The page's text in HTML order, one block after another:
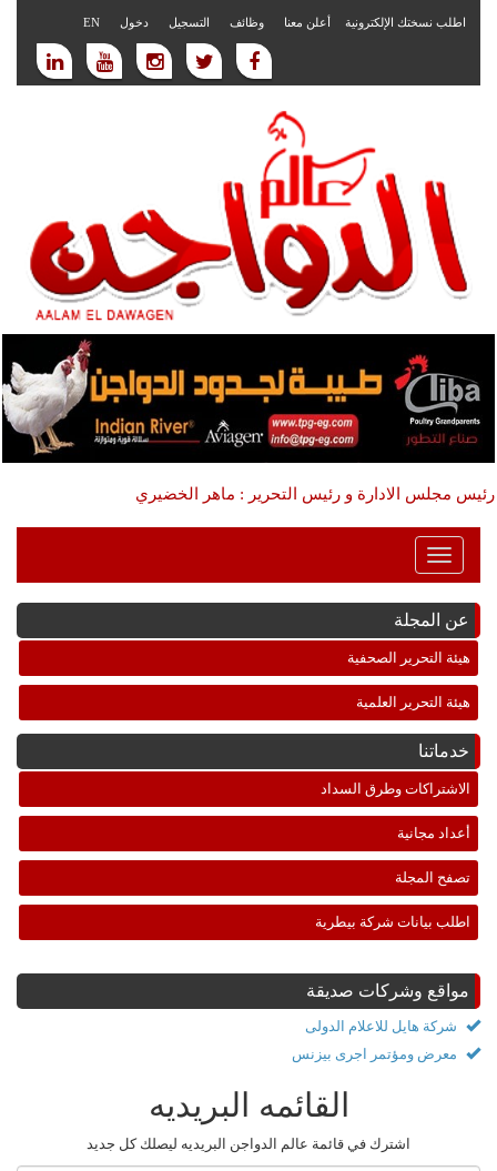
اطلب نسختك الإلكترونية أعلن معنا وظائف التسجيل دخول EN
رئيس مجلس الادارة و رئيس التحرير : ماهر الخضيري
Toggle
Navigation
عن المجلة
هيئة التحرير الصحفية
هيئة التحرير العلمية
خدماتنا
الاشتراكات وطرق السداد
أعداد مجانية
تصفح المجلة
اطلب بيانات شركة بيطرية
مواقع وشركات صديقة
شركة هايل للاعلام الدولى
معرض ومؤتمر اجرى بيزنس
القائمه البريديه
اشترك في قائمة عالم الدواجن البريديه ليصلك كل جديد